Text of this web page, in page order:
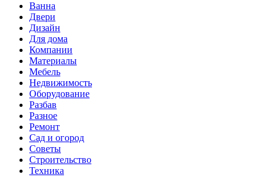
Ванна
Двери
Дизайн
Для дома
Компании
Материалы
Мебель
Недвижимость
Оборудование
Разбав
Разное
Ремонт
Сад и огород
Советы
Строительство
Техника